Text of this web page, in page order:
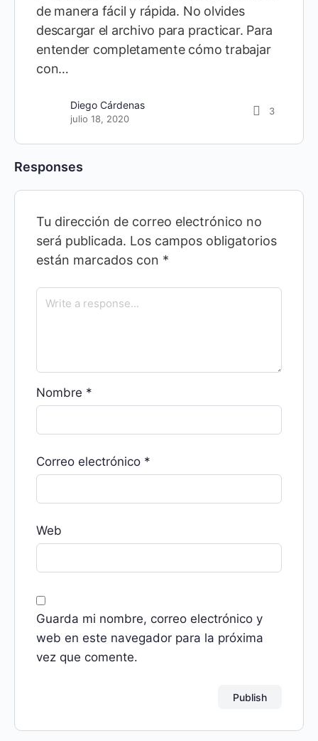
de manera fácil y rápida. No olvides
descargar el archivo para practicar. Para
entender completamente cómo trabajar
con…
Diego Cárdenas
julio 18, 2020
3
Responses
Tu dirección de correo electrónico no
será publicada. Los campos obligatorios
están marcados con *
Nombre *
Correo electrónico *
Web
Guarda mi nombre, correo electrónico y
web en este navegador para la próxima
vez que comente.